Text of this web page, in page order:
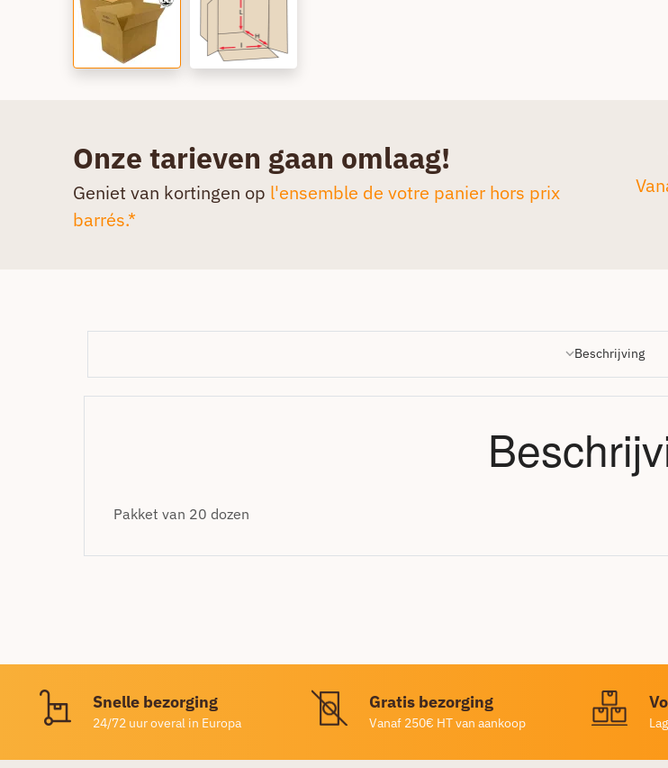
Onze tarieven gaan omlaag!
Geniet van kortingen op l'ensemble de votre panier hors prix
barrés.*
Beschrijving
Pakket van 20 dozen
Snelle bezorging
24/72 uur overal in Europa
Gratis bezorging
Vanaf 250€ HT van aankoop